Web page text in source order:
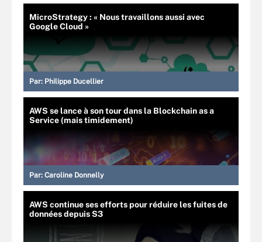
MicroStrategy : « Nous travaillons aussi avec
Google Cloud »
Par: Philippe Ducellier
AWS se lance à son tour dans la Blockchain as a
Service (mais timidement)
Par: Caroline Donnelly
AWS continue ses efforts pour réduire les fuites de
données depuis S3